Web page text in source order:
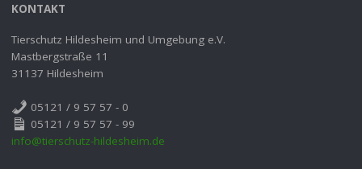
KONTAKT
Tierschutz Hildesheim und Umgebung e.V.
Mastbergstraße 11
31137 Hildesheim
05121 / 9 57 57 - 0
05121 / 9 57 57 - 99
info@tierschutz-hildesheim.de